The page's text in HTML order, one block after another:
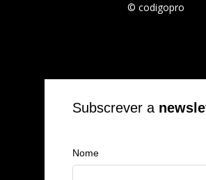
© codigopro
Subscrever a
Nome